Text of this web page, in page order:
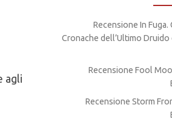
agli
Recensione In Fuga.
Cronache dell’Ultimo Druido
Recensione Fool
Recensione Storm